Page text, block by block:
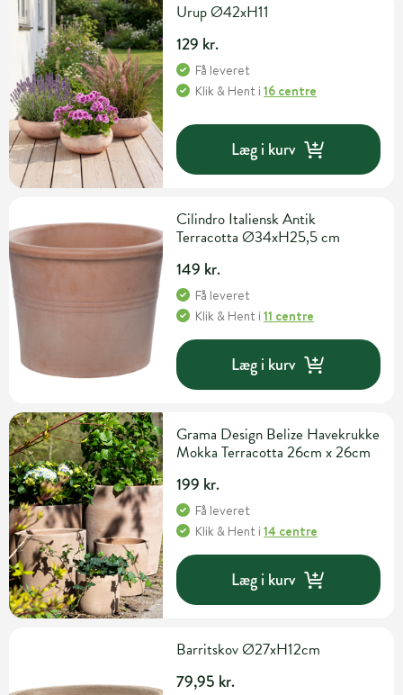
Urup Ø42xH11
129 kr.
Få leveret
Klik & Hent i16 centre
Læg i kurv
Cilindro Italiensk Antik
Terracotta Ø34xH25,5 cm
149 kr.
Få leveret
Klik & Hent i11 centre
Læg i kurv
Grama Design Belize Havekrukke
Mokka Terracotta 26cm x 26cm
199 kr.
Få leveret
Klik & Hent i14 centre
Læg i kurv
Barritskov Ø27xH12cm
79,95 kr.